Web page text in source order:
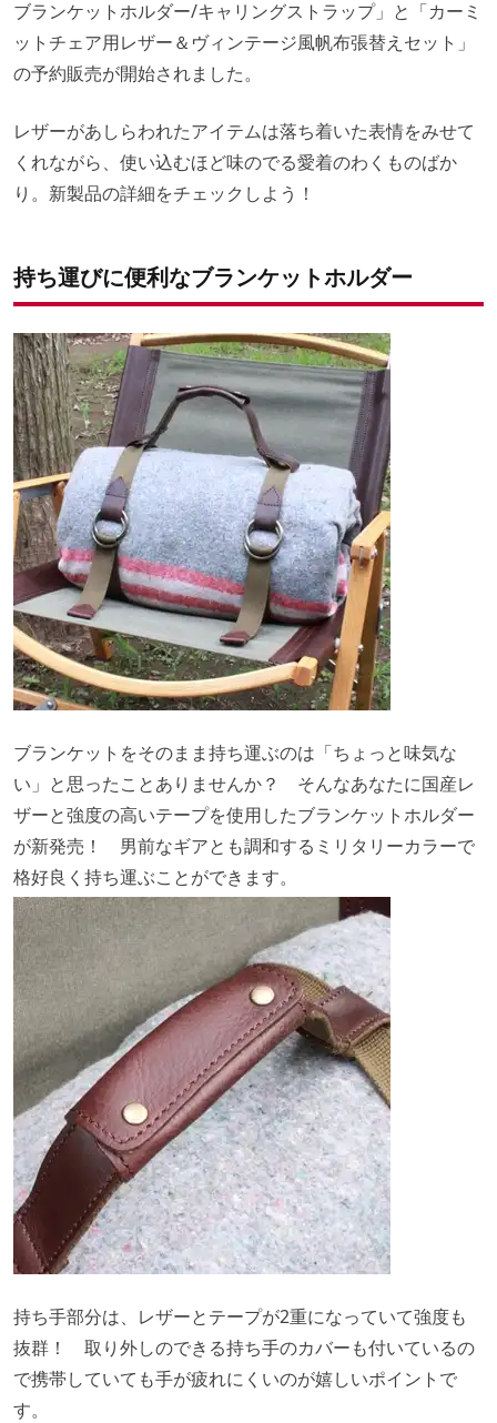
ブランケットホルダー/キャリングストラップ」と「カーミ
ットチェア用レザー＆ヴィンテージ風帆布張替えセット」
の予約販売が開始されました。
レザーがあしらわれたアイテムは落ち着いた表情をみせて
くれながら、使い込むほど味のでる愛着のわくものばか
り。新製品の詳細をチェックしよう！
持ち運びに便利なブランケットホルダー
ブランケットをそのまま持ち運ぶのは「ちょっと味気な
い」と思ったことありませんか？ そんなあなたに国産レ
ザーと強度の高いテープを使用したブランケットホルダー
が新発売！ 男前なギアとも調和するミリタリーカラーで
格好良く持ち運ぶことができます。
持ち手部分は、レザーとテープが2重になっていて強度も
抜群！ 取り外しのできる持ち手のカバーも付いているの
で携帯していても手が疲れにくいのが嬉しいポイントで
す。